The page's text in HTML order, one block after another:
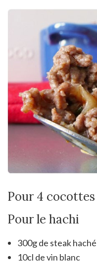
Pour 4 cocottes
Pour le hachi
300g de steak haché
10cl de vin blanc